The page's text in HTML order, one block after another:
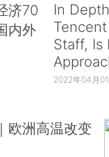
济70
内外
In
Staff, Is
2022年04月01
欧洲高温改变